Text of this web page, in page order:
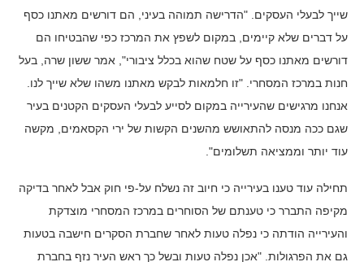
שייך לבעלי העסקים. "הדרישה תמוהה בעיני, הם דורשים מאתנו כסף
על דברים שלא קיימים, במקום לשפץ את המרכז כפי שהבטיחו הם
דורשים מאתנו כסף על שטח שהוא בכלל ציבורי", אמר ששון שרה, בעל
חנות במרכז המסחרי. "זו חלמאות לבקש מאתנו משהו שלא שייך לנו.
אנחנו מרגישים שהעירייה במקום לסייע לבעלי העסקים הקטנים בעיר
שגם ככה מנסה להתאושש מהשנים הקשות של ירי הקסאמים, מקשה
עוד יותר וממציאה תשלומים".
תחילה עוד טענו בעירייה כי חיוב זה נשלח על-פי חוק אבל לאחר בדיקה
מקיפה התברר כי טענתם של הסוחרים במרכז המסחרי מוצדקת
והעירייה הודתה כי נפלה טעות לאחר שחברת הסקרים חישבה בטעות
גם את הפרגולות. "אכן נפלה טעות ובשל כך ראש העיר נזף בחברת